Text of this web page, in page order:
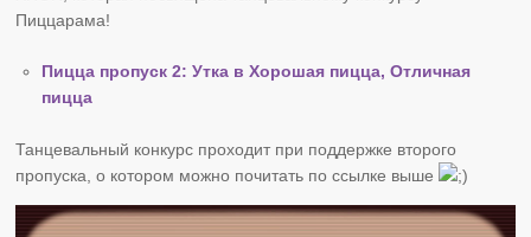
Пиццарама!
Пицца пропуск 2: Утка в Хорошая пицца, Отличная
пицца
Танцевальный конкурс проходит при поддержке второго
пропуска, о котором можно почитать по ссылке выше